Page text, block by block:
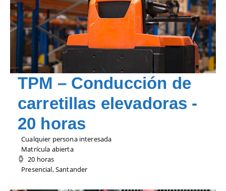
TPM – Conducción de
carretillas elevadoras -
20 horas
Cualquier persona interesada
Matrícula abierta
20 horas
Presencial, Santander